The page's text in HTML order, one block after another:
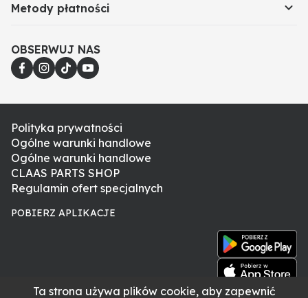
Ta strona używa plików cookie, aby zapewnić
Metody płatności
OBSERWUJ NAS
Polityka prywatności
Ogólne warunki handlowe
Ogólne warunki handlowe
CLAAS PARTS SHOP
Regulamin ofert specjalnych
POBIERZ APLIKACJE